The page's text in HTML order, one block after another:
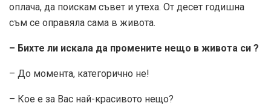
оплача, да поискам съвет и утеха. От десет годишна
съм се оправяла сама в живота.
– Бихте ли искала да промените нещо в живота си ?
– До момента, категорично не!
– Кое е за Вас най-красивото нещо?